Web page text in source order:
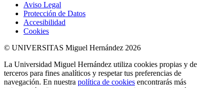
Aviso Legal
Protección de Datos
Accesibilidad
Cookies
© UNIVERSITAS Miguel Hernández 2026
La Universidad Miguel Hernández utiliza cookies propias y de
terceros para fines analíticos y respetar tus preferencias de
navegación. En nuestra política de cookies encontrarás más